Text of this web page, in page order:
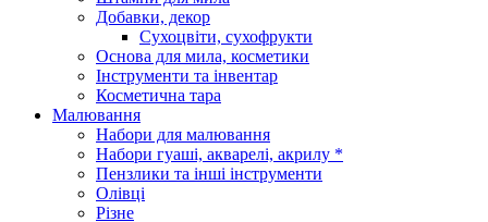
Добавки, декор
Сухоцвіти, сухофрукти
Основа для мила, косметики
Інструменти та інвентар
Косметична тара
Малювання
Набори для малювання
Набори гуаші, акварелі, акрилу *
Пензлики та інші інструменти
Олівці
Різне